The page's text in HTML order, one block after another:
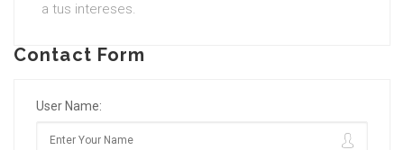
a tus intereses.
Contact Form
User Name: